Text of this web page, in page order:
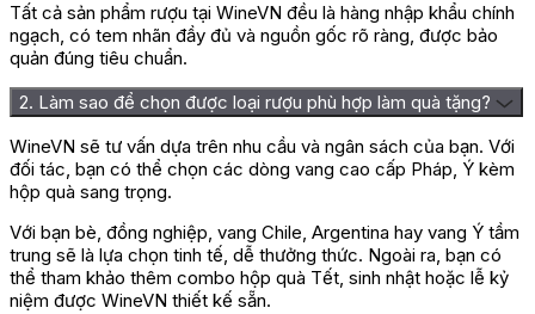
Tất cả sản phẩm rượu tại WineVN đều là hàng nhập khẩu chính
ngạch, có tem nhãn đầy đủ và nguồn gốc rõ ràng, được bảo
quản đúng tiêu chuẩn.
2. Làm sao để chọn được loại rượu phù hợp làm quà tặng?
WineVN sẽ tư vấn dựa trên nhu cầu và ngân sách của bạn. Với
đối tác, bạn có thể chọn các dòng vang cao cấp Pháp, Ý kèm
hộp quà sang trọng.
Với bạn bè, đồng nghiệp, vang Chile, Argentina hay vang Ý tầm
trung sẽ là lựa chọn tinh tế, dễ thưởng thức. Ngoài ra, bạn có
thể tham khảo thêm combo hộp quà Tết, sinh nhật hoặc lễ kỷ
niệm được WineVN thiết kế sẵn.